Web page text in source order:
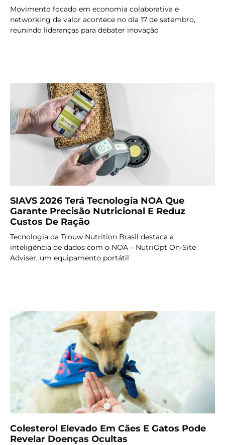
Movimento focado em economia colaborativa e
networking de valor acontece no dia 17 de setembro,
reunindo lideranças para debater inovação
SIAVS 2026 Terá Tecnologia NOA Que
Garante Precisão Nutricional E Reduz
Custos De Ração
Tecnologia da Trouw Nutrition Brasil destaca a
inteligência de dados com o NOA – NutriOpt On-Site
Adviser, um equipamento portátil
Colesterol Elevado Em Cães E Gatos Pode
Revelar Doenças Ocultas